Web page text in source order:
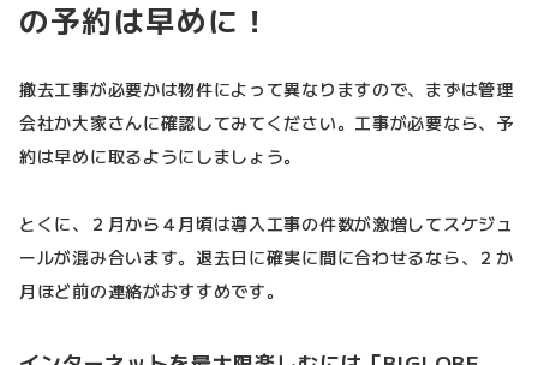
の予約は早めに！
撤去工事が必要かは物件によって異なりますので、まずは管理
会社か大家さんに確認してみてください。工事が必要なら、予
約は早めに取るようにしましょう。
とくに、２月から４月頃は導入工事の件数が激増してスケジュ
ールが混み合います。退去日に確実に間に合わせるなら、２か
月ほど前の連絡がおすすめです。